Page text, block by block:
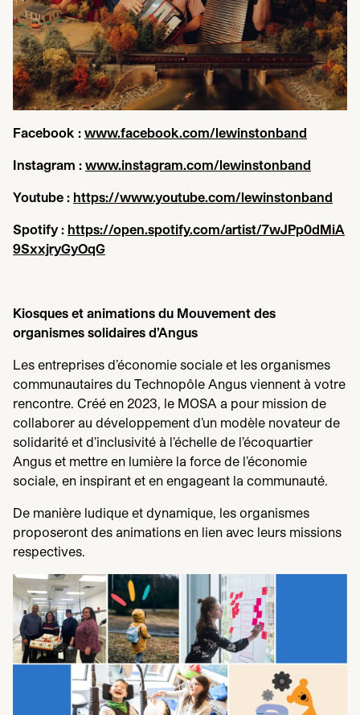
Facebook : www​.face​book​.com/​l​e​w​i​n​s​t​o​nband
Instagram : www​.ins​ta​gram​.com/​l​e​w​i​n​s​t​o​nband
Youtube : https://​www​.you​tube​.com/​l​e​w​i​n​s​t​o​nband
Spotify : https://​open​.spo​ti​fy​.com/​a​r​t​i​s​t​/​7​w​J​P​p​0​d​M​i​A​
9​S​x​x​j​r​y​GyOqG
Kiosques et animations du Mouvement des
organismes solidaires d’Angus
Les entreprises d’économie sociale et les organismes
communautaires du Technopôle Angus viennent à votre
rencontre. Créé en 2023, le MOSA a pour mission de
collaborer au développement d’un modèle novateur de
solidarité et d’inclusivité à l’échelle de l’écoquartier
Angus et mettre en lumière la force de l’économie
sociale, en inspirant et en engageant la communauté.
De manière ludique et dynamique, les organismes
proposeront des animations en lien avec leurs missions
respectives.